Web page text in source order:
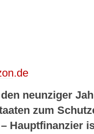
neunziger
zum
Hauptfinanzier